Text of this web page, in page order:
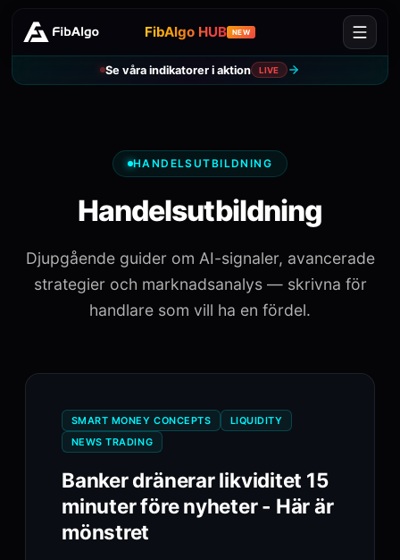
FibAlgo HUB NEW
Se våra indikatorer i aktion LIVE
HANDELSUTBILDNING
Handelsutbildning
Djupgående guider om AI-signaler, avancerade
strategier och marknadsanalys — skrivna för
handlare som vill ha en fördel.
SMART MONEY CONCEPTS
LIQUIDITY
NEWS TRADING
Banker dränerar likviditet 15
minuter före nyheter - Här är
mönstret